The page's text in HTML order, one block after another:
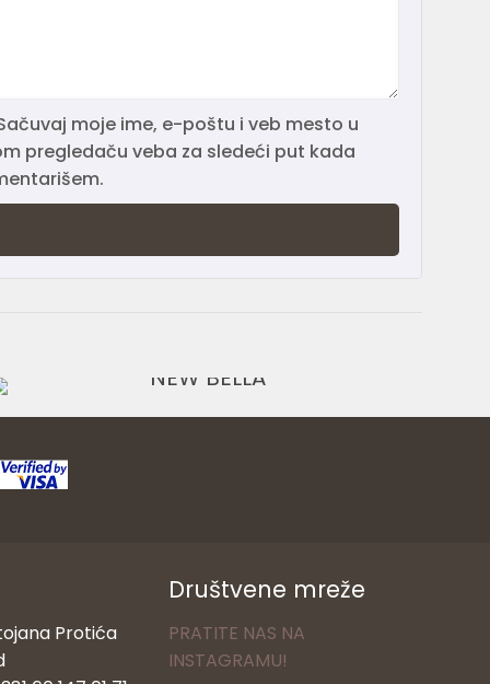
moje ime, e-poštu i veb mesto u
pregledaču veba za sledeći put kada
Protića
Društvene mreže
PRATITE NAS NA
INSTAGRAMU!